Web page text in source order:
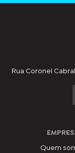
Rua Coronel
Quem